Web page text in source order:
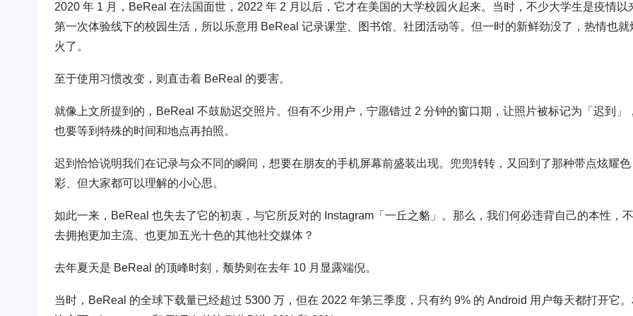
2020 年 1 月，BeReal 在法国面世，2022 年 2 月以后，它才在美国的大学校园火起来。当时，不少大学生是疫情以
第一次体验线下的校园生活，所以乐意用 BeReal 记录课堂、图书馆、社团活动等。但一时的新鲜劲没了，热情也就
火了。
至于使用习惯改变，则直击着 BeReal 的要害。
就像上文所提到的，BeReal 不鼓励迟交照片。但有不少用户，宁愿错过 2 分钟的窗口期，让照片被标记为「迟到」，
也要等到特殊的时间和地点再拍照。
迟到恰恰说明我们在记录与众不同的瞬间，想要在朋友的手机屏幕前盛装出现。兜兜转转，又回到了那种带点炫耀色
彩、但大家都可以理解的小心思。
如此一来，BeReal 也失去了它的初衷，与它所反对的 Instagram「一丘之貉」。那么，我们何必违背自己的本性，不
去拥抱更加主流、也更加五光十色的其他社交媒体？
去年夏天是 BeReal 的顶峰时刻，颓势则在去年 10 月显露端倪。
当时，BeReal 的全球下载量已经超过 5300 万，但在 2022 年第三季度，只有约 9% 的 Android 用户每天都打开它。